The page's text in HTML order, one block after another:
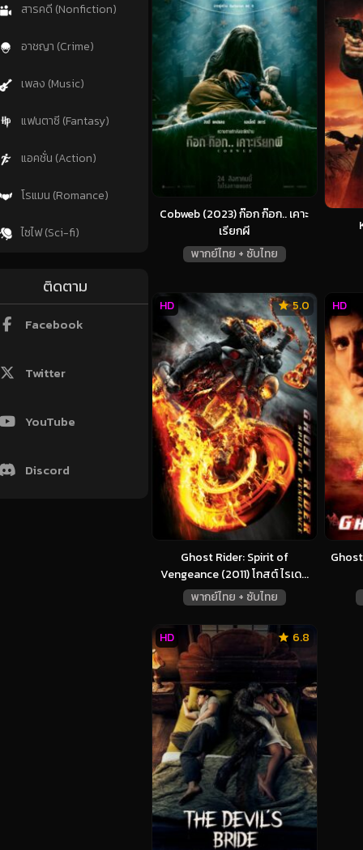
สารคดี (Nonfiction)
อาชญา (Crime)
เพลง (Music)
แฟนตาซี (Fantasy)
แอคชั่น (Action)
โรแมน (Romance)
ไซไฟ (Sci-fi)
ติดตาม
Facebook
Twitter
YouTube
Discord
Cobweb (2023) ก๊อก ก๊อก.. เคาะ
เรียกผี
พากย์ไทย + ซับไทย
Ghost Rider: Spirit of
Vengeance (2011) โกสต์ ไรเด...
พากย์ไทย + ซับไทย
5.0
HD HD
6.8
HD